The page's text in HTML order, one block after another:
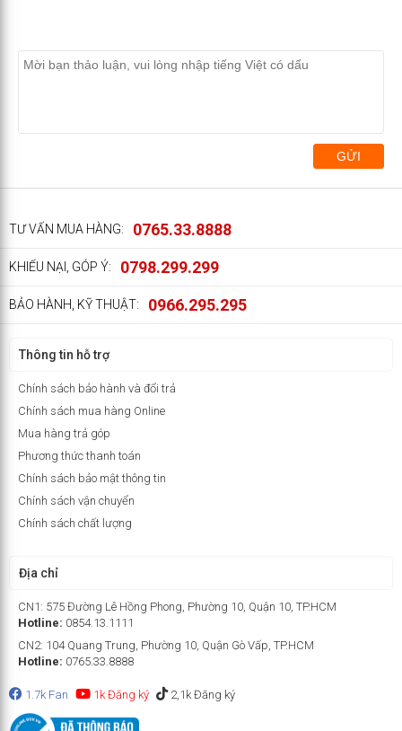
GỬI
TƯ VẤN MUA HÀNG: 0765.33.8888
KHIẾU NẠI, GÓP Ý: 0798.299.299
BẢO HÀNH, KỸ THUẬT: 0966.295.295
Thông tin hỗ trợ
Chính sách bảo hành và đổi trả
Chính sách mua hàng Online
Mua hàng trả góp
Phương thức thanh toán
Chính sách bảo mật thông tin
Chính sách vận chuyển
Chính sách chất lượng
Địa chỉ
CN1: 575 Đường Lê Hồng Phong, Phường 10, Quận 10, TP.HCM
Hotline: 0854.13.1111
CN2: 104 Quang Trung, Phường 10, Quận Gò Vấp, TP.HCM
Hotline: 0765.33.8888
1.7k Fan 1k Đăng ký 2,1k Đăng ký